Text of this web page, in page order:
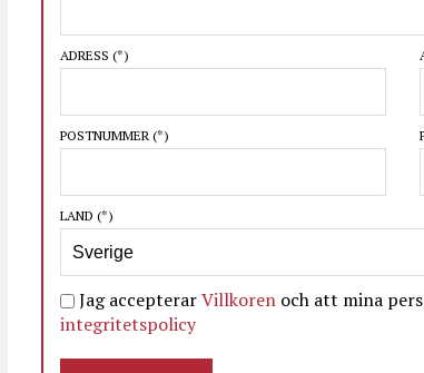
ADRESS (*)
POSTNUMMER (*)
LAND (*)
Jag accepterarVillkoren och att mina
integritetspolicy